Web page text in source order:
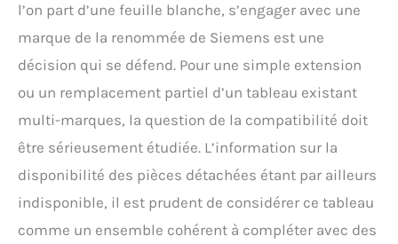
l’on part d’une feuille blanche, s’engager avec une
marque de la renommée de Siemens est une
décision qui se défend. Pour une simple extension
ou un remplacement partiel d’un tableau existant
multi-marques, la question de la compatibilité doit
être sérieusement étudiée. L’information sur la
disponibilité des pièces détachées étant par ailleurs
indisponible, il est prudent de considérer ce tableau
comme un ensemble cohérent à compléter avec des